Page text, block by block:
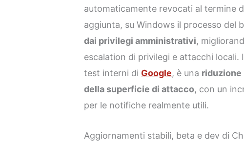
automaticamente revocati al termine
aggiunta, su Windows il processo del
dai privilegi amministrativi,
escalation di privilegi e attacchi locali.
test interni di Google, è una riduzione
della superficie di attacco, con un
per le notifiche realmente utili.
Aggiornamenti stabili, beta e dev di